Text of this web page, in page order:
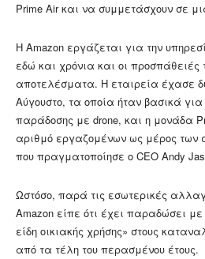
Prime Air και να συμμετάσχουν σε
Η Amazon εργάζεται για την
εδώ και χρόνια και οι προσπάθειές
αποτελέσματα. Η εταιρεία έχασε
Αύγουστο, τα οποία ήταν βασικά για
παράδοσης με drone, και η μονάδα
αριθμό εργαζομένων ως μέρος των
που πραγματοποίησε ο CEO Andy
Ωστόσο, παρά τις εσωτερικές
Amazon είπε ότι έχει παραδώσει
είδη οικιακής χρήσης» στους
από τα τέλη του περασμένου έτους.